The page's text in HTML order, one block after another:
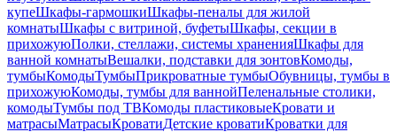
купеШкафы-гармошкиШкафы-пеналы для жилой
комнатыШкафы с витриной, буфетыШкафы, секции в
прихожуюПолки, стеллажи, системы храненияШкафы для
ванной комнатыВешалки, подставки для зонтовКомоды,
тумбыКомодыТумбыПрикроватные тумбыОбувницы, тумбы в
прихожуюКомоды, тумбы для ваннойПеленальные столики,
комодыТумбы под ТВКомоды пластиковыеКровати и
матрасыМатрасыКроватиДетские кроватиКроватки для